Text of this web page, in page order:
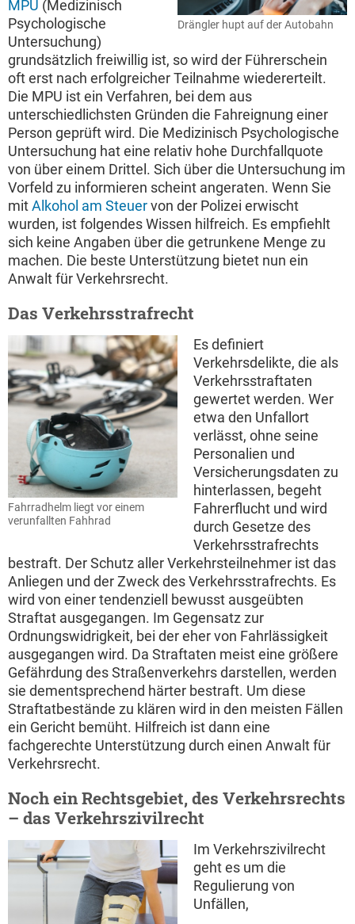
Drängler hupt auf der Autobahn
MPU (Medizinisch
Psychologische
Untersuchung)
grundsätzlich freiwillig ist, so wird der Führerschein
oft erst nach erfolgreicher Teilnahme wiedererteilt.
Die MPU ist ein Verfahren, bei dem aus
unterschiedlichsten Gründen die Fahreignung einer
Person geprüft wird. Die Medizinisch Psychologische
Untersuchung hat eine relativ hohe Durchfallquote
von über einem Drittel. Sich über die Untersuchung im
Vorfeld zu informieren scheint angeraten. Wenn Sie
mitAlkohol am Steuervon der Polizei erwischt
wurden, ist folgendes Wissen hilfreich. Es empfiehlt
sich keine Angaben über die getrunkene Menge zu
machen. Die beste Unterstützung bietet nun ein
Anwalt für Verkehrsrecht.
Das Verkehrsstrafrecht
Fahrradhelm liegt vor einem
verunfallten Fahhrad
Es definiert
Verkehrsdelikte, die als
Verkehrsstraftaten
gewertet werden. Wer
etwa den Unfallort
verlässt, ohne seine
Personalien und
Versicherungsdaten zu
hinterlassen, begeht
Fahrerflucht und wird
durch Gesetze des
Verkehrsstrafrechts
bestraft. Der Schutz aller Verkehrsteilnehmer ist das
Anliegen und der Zweck des Verkehrsstrafrechts. Es
wird von einer tendenziell bewusst ausgeübten
Straftat ausgegangen. Im Gegensatz zur
Ordnungswidrigkeit, bei der eher von Fahrlässigkeit
ausgegangen wird. Da Straftaten meist eine größere
Gefährdung des Straßenverkehrs darstellen, werden
sie dementsprechend härter bestraft. Um diese
Straftatbestände zu klären wird in den meisten Fällen
ein Gericht bemüht. Hilfreich ist dann eine
fachgerechte Unterstützung durch einen Anwalt für
Verkehrsrecht.
Noch ein Rechtsgebiet, des Verkehrsrechts
– das Verkehrszivilrecht
Im Verkehrszivilrecht
geht es um die
Regulierung von
Unfällen,